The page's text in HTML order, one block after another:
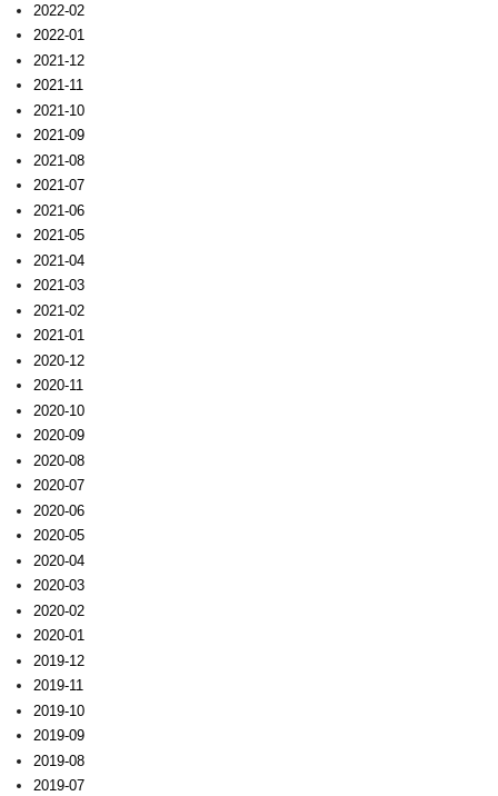
2022-02
2022-01
2021-12
2021-11
2021-10
2021-09
2021-08
2021-07
2021-06
2021-05
2021-04
2021-03
2021-02
2021-01
2020-12
2020-11
2020-10
2020-09
2020-08
2020-07
2020-06
2020-05
2020-04
2020-03
2020-02
2020-01
2019-12
2019-11
2019-10
2019-09
2019-08
2019-07